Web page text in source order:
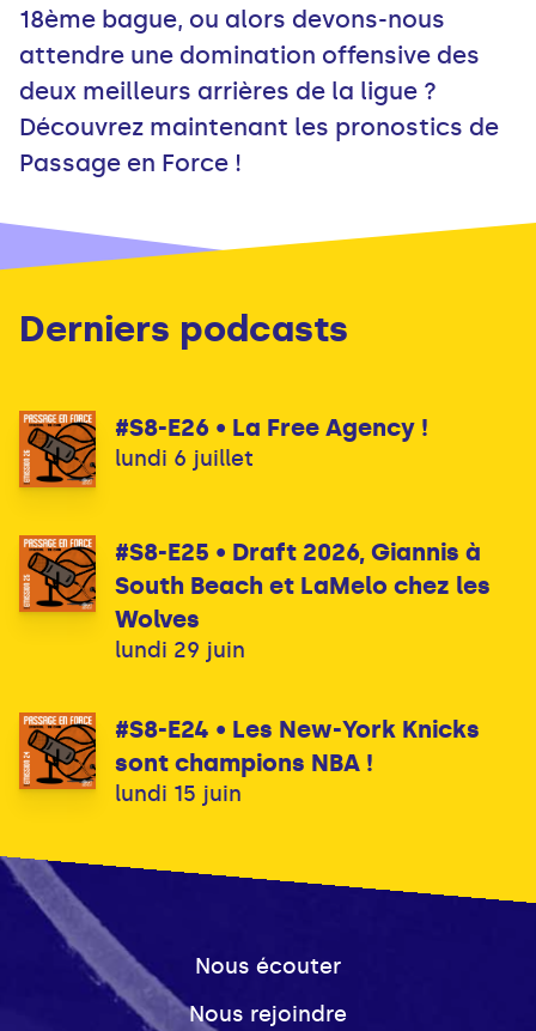
18ème bague, ou alors devons-nous
attendre une domination offensive des
deux meilleurs arrières de la ligue ?
Découvrez maintenant les pronostics de
Passage en Force !
Derniers podcasts
#S8-E26 • La Free Agency !
lundi 6 juillet
#S8-E25 • Draft 2026, Giannis à
South Beach et LaMelo chez les
Wolves
lundi 29 juin
#S8-E24 • Les New-York Knicks
sont champions NBA !
lundi 15 juin
Nous écouter
Nous rejoindre